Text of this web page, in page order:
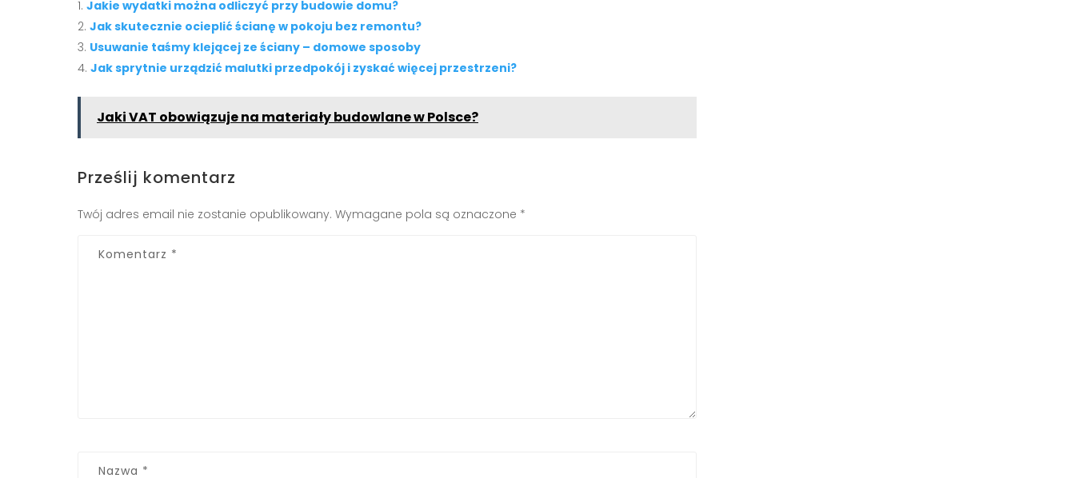
Jakie wydatki można odliczyć przy budowie domu?
Jak skutecznie ocieplić ścianę w pokoju bez remontu?
Usuwanie taśmy klejącej ze ściany – domowe sposoby
Jak sprytnie urządzić malutki przedpokój i zyskać więcej przestrzeni?
Jaki VAT obowiązuje na materiały budowlane w Polsce?
Prześlij komentarz
Twój adres email nie zostanie opublikowany. Wymagane pola są oznaczone *